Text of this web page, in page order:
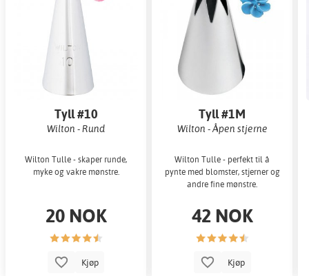
Tyll #10
Wilton - Rund
Wilton Tulle - skaper runde,
myke og vakre mønstre.
20 NOK
Kjøp
Tyll #1M
Wilton - Åpen stjerne
Wilton Tulle - perfekt til å
pynte med blomster, stjerner og
andre fine mønstre.
42 NOK
Kjøp